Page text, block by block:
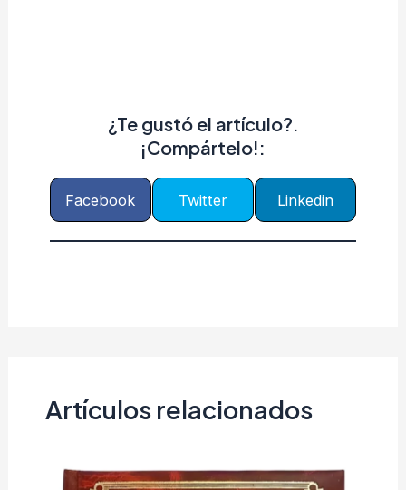
¿Te gustó el artículo?.
¡Compártelo!:
Facebook Twitter Linkedin
Artículos relacionados